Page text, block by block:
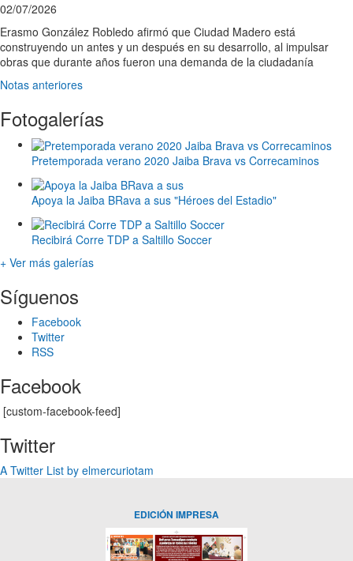
02/07/2026
Erasmo González Robledo afirmó que Ciudad Madero está
construyendo un antes y un después en su desarrollo, al impulsar
obras que durante años fueron una demanda de la ciudadanía
Notas anteriores
Fotogalerías
Pretemporada verano 2020 Jaiba Brava vs Correcaminos
Apoya la Jaiba BRava a sus "Héroes del Estadio"
Recibirá Corre TDP a Saltillo Soccer
+ Ver más galerías
Síguenos
Facebook
Twitter
RSS
Facebook
[custom-facebook-feed]
Twitter
A Twitter List by elmercuriotam
EDICIÓN IMPRESA